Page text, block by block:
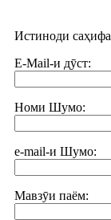
Истиноди
E-Mail-и дӯст:
Номи Шумо:
e-mail-и Шумо:
Мавзӯи паём: